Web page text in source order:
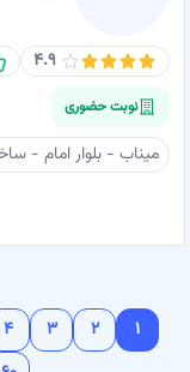
۴.۹
نوبت حضوری
۱ ۲ ۳ ۴